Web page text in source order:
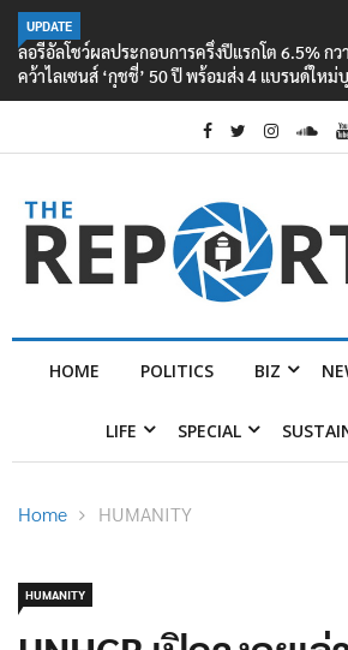
UPDATE
ลอรีอัลโชว์ผลประกอบการครึ่งปีแรกโต 6.5% ก
คว้าไลเซนส์ ‘กุชชี่’ 50 ปี พร้อมส่ง 4 แบรนด์ใหม่
HOME POLITICS BIZ
LIFE SPECIAL
Home HUMANITY
HUMANITY